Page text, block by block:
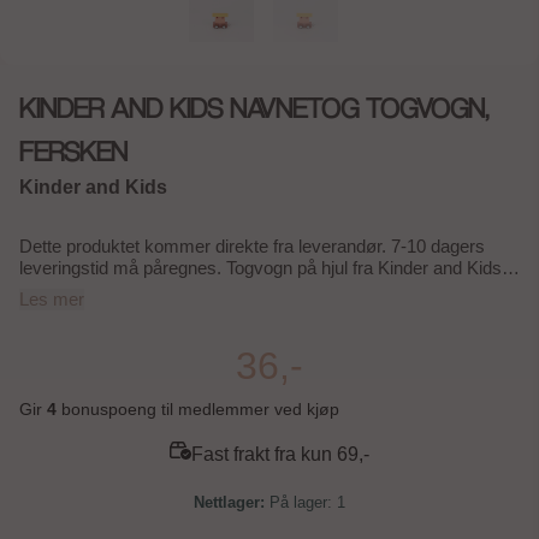
KINDER AND KIDS NAVNETOG TOGVOGN,
FERSKEN
Kinder and Kids
Dette produktet kommer direkte fra leverandør. 7-10 dagers
leveringstid må påregnes. Togvogn på hjul fra Kinder and Kids
Navnetog serie, fersken. Togvogn til å sette etter lokomotiv, eller
bakerst i toget. Det er fantastisk for å levendegjøre togserien og
staving med bokstaver gøy. Det er "lek og læring" på en gang.
For eksponering og inspirasjon i butikk kan det være en god idé
togvogn ca.: H: 5,4 x L: 6 x B: 4 cm Materiale:
Kryssfinér/Massivt tre og metall Antall deler: 1 Leveres
uinnpakket Vekt inkludert pakking ca.: 0,03 kg Anbefales for
Les mer
36,-
Gir 4 bonuspoeng til medlemmer ved kjøp
Fast frakt fra kun 69,-
På lager: 1